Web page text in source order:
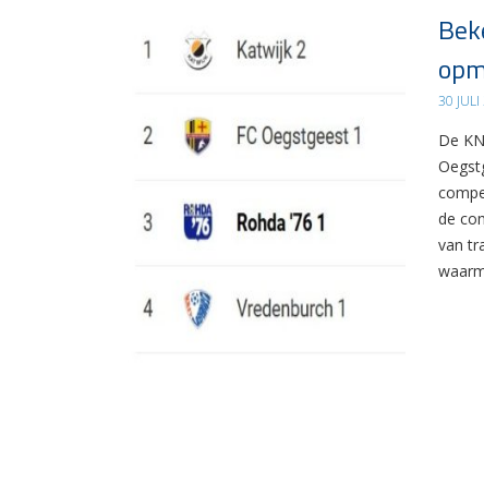
30
De
de
van